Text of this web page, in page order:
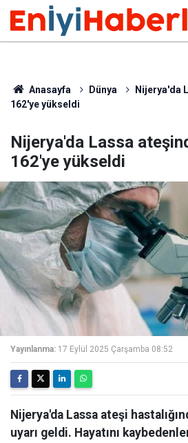
Anasayfa Dünya
Nijerya'da
162'ye yükseldi
Nijerya'da Lassa
162'ye yükseldi
Yayınlanma: 17 Eylül 2025 Çarşamba 08:52
Nijerya'da Lassa ateşi
uyarı geldi. Hayatını